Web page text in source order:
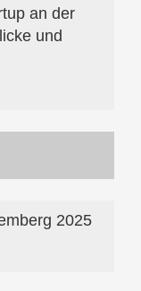
an der
und
2025